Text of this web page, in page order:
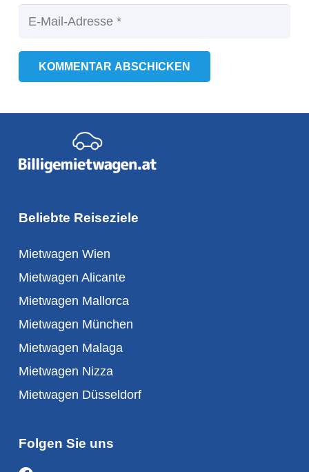
KOMMENTAR ABSCHICKEN
Beliebte Reiseziele
Mietwagen Wien
Mietwagen Alicante
Mietwagen Mallorca
Mietwagen München
Mietwagen Malaga
Mietwagen Nizza
Mietwagen Düsseldorf
Folgen Sie uns